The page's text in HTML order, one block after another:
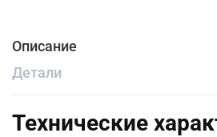
Описание
Детали
Технические